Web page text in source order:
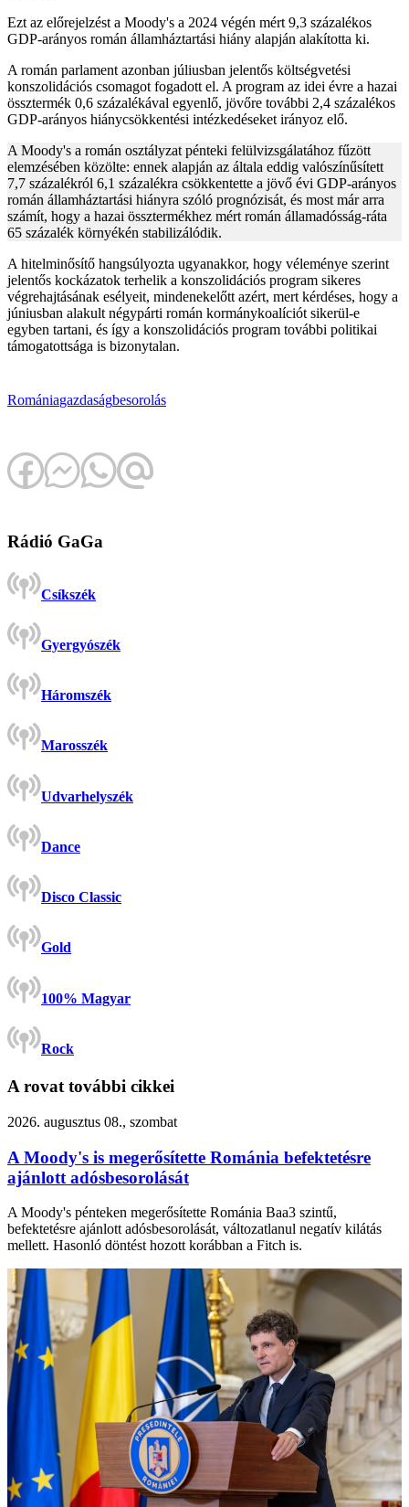
Ezt az előrejelzést a Moody's a 2024 végén mért 9,3 százalékos
GDP-arányos román államháztartási hiány alapján alakította ki.
A román parlament azonban júliusban jelentős költségvetési
konszolidációs csomagot fogadott el. A program az idei évre a hazai
össztermék 0,6 százalékával egyenlő, jövőre további 2,4 százalékos
GDP-arányos hiánycsökkentési intézkedéseket irányoz elő.
A Moody's a román osztályzat pénteki felülvizsgálatához fűzött
elemzésében közölte: ennek alapján az általa eddig valószínűsített
7,7 százalékról 6,1 százalékra csökkentette a jövő évi GDP-arányos
román államháztartási hiányra szóló prognózisát, és most már arra
számít, hogy a hazai össztermékhez mért román államadósság-ráta
65 százalék környékén stabilizálódik.
A hitelminősítő hangsúlyozta ugyanakkor, hogy véleménye szerint
jelentős kockázatok terhelik a konszolidációs program sikeres
végrehajtásának esélyeit, mindenekelőtt azért, mert kérdéses, hogy a
júniusban alakult négypárti román kormánykoalíciót sikerül-e
egyben tartani, és így a konszolidációs program további politikai
támogatottsága is bizonytalan.
Romániagazdaságbesorolás
Rádió GaGa
Csíkszék
Gyergyószék
Háromszék
Marosszék
Udvarhelyszék
Dance
Disco Classic
Gold
100% Magyar
Rock
A rovat további cikkei
2026. augusztus 08., szombat
A Moody's is megerősítette Románia befektetésre
ajánlott adósbesorolását
A Moody's pénteken megerősítette Románia Baa3 szintű,
befektetésre ajánlott adósbesorolását, változatlanul negatív kilátás
mellett. Hasonló döntést hozott korábban a Fitch is.